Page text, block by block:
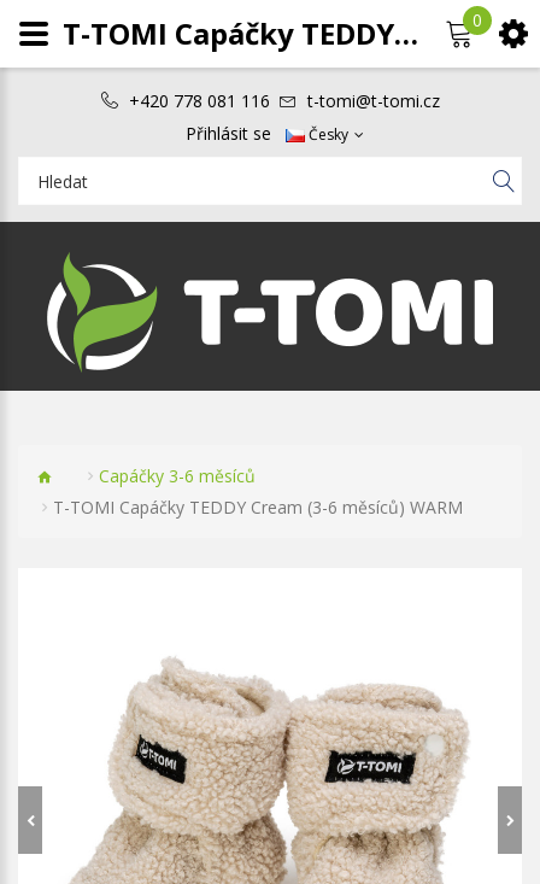
+420 778 081 116
t-tomi@t-tomi.cz
Přihlásit se
Česky
0
Capáčky 3-6 měsíců
T-TOMI Capáčky TEDDY Cream (3-6 měsíců) WARM
T-TOMI Capáčky TEDDY Cream (3-6 měsíců) WARM